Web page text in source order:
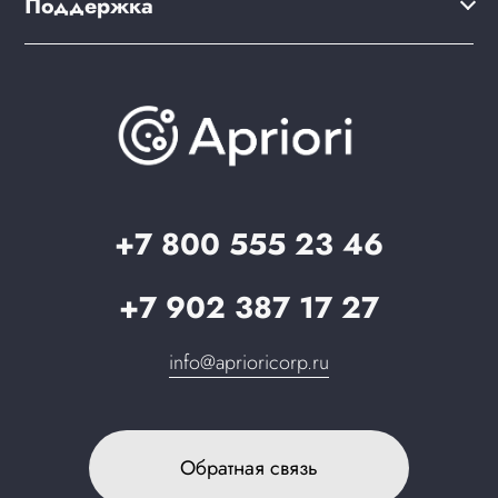
+7 800 555 23 46
+7 902 387 17 27
info@aprioricorp.ru
Обратная связь
Brander: подбор названия сайта
Скидки и бонусы
О компании
Документация
Вопрос-ответ
Запрос в поддержку